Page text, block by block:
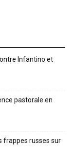
Infantino et
pastorale en
frappes russes sur